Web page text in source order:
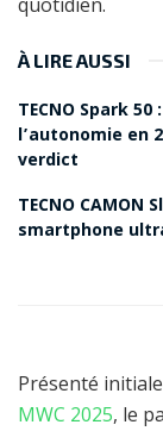
À LIRE AUSSI
TECNO Spark
l’autonomie en
verdict
TECNO CAMON
smartphone
Présenté
MWC 2025, le